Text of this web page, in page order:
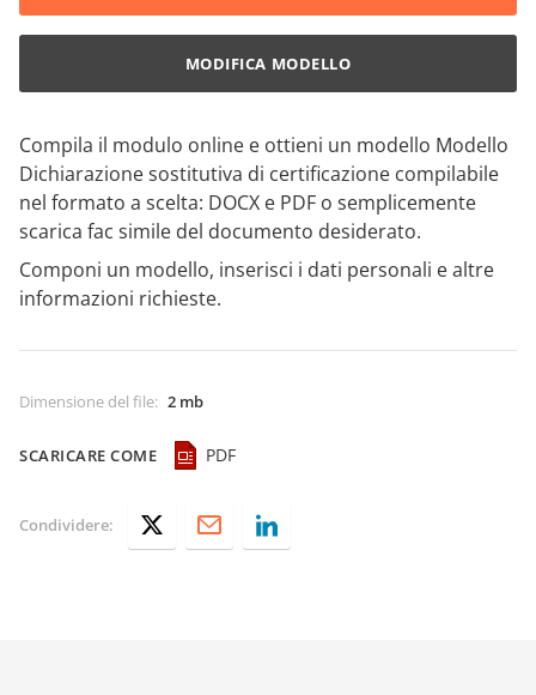
Compila il modulo online e ottieni un modello Modello
Dichiarazione sostitutiva di certificazione compilabile
nel formato a scelta: DOCX e PDF o semplicemente
scarica fac simile del documento desiderato.
Componi un modello, inserisci i dati personali e altre
informazioni richieste.
Dimensione del file: 2 mb
SCARICARE COME PDF
MODIFICA MODELLO
Condividere: